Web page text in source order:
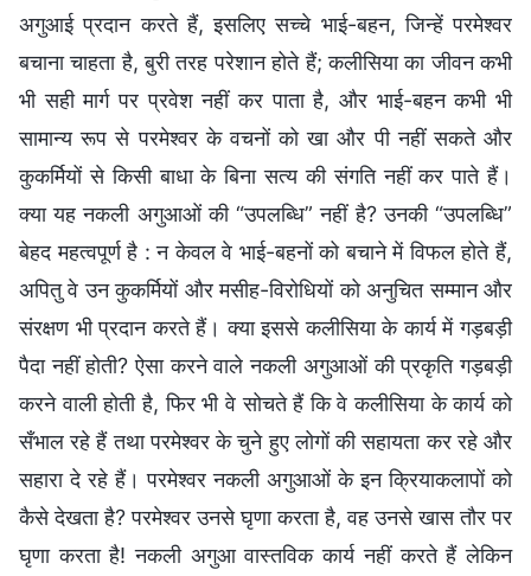
अगुआई प्रदान करते हैं, इसलिए सच्चे भाई-बहन, जिन्हें परमेश्वर
बचाना चाहता है, बुरी तरह परेशान होते हैं; कलीसिया का जीवन कभी
भी सही मार्ग पर प्रवेश नहीं कर पाता है, और भाई-बहन कभी भी
सामान्य रूप से परमेश्वर के वचनों को खा और पी नहीं सकते और
कुकर्मियों से किसी बाधा के बिना सत्य की संगति नहीं कर पाते हैं।
क्या यह नकली अगुआओं की “उपलब्धि” नहीं है? उनकी “उपलब्धि”
बेहद महत्वपूर्ण है : न केवल वे भाई-बहनों को बचाने में विफल होते हैं,
अपितु वे उन कुकर्मियों और मसीह-विरोधियों को अनुचित सम्मान और
संरक्षण भी प्रदान करते हैं। क्या इससे कलीसिया के कार्य में गड़बड़ी
पैदा नहीं होती? ऐसा करने वाले नकली अगुआओं की प्रकृति गड़बड़ी
करने वाली होती है, फिर भी वे सोचते हैं कि वे कलीसिया के कार्य को
सँभाल रहे हैं तथा परमेश्वर के चुने हुए लोगों की सहायता कर रहे और
सहारा दे रहे हैं। परमेश्वर नकली अगुआओं के इन क्रियाकलापों को
कैसे देखता है? परमेश्वर उनसे घृणा करता है, वह उनसे खास तौर पर
घृणा करता है! नकली अगुआ वास्तविक कार्य नहीं करते हैं लेकिन